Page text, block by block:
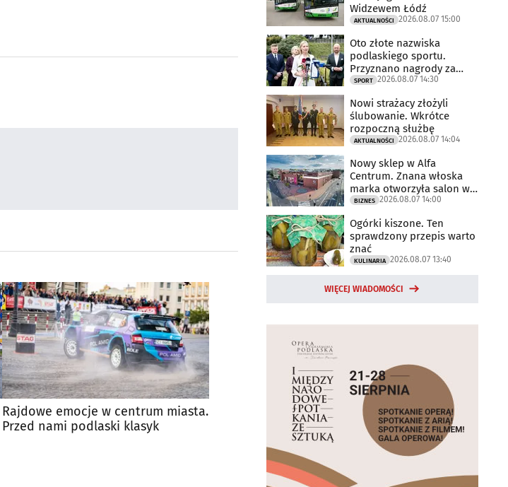
Rajdowe emocje w centrum miasta.
Przed nami podlaski klasyk
Widzewem Łódź
AKTUALNOŚCI 2026.08.07 15:00
Oto złote nazwiska
podlaskiego sportu.
Przyznano nagrody za
2025 rok
SPORT 2026.08.07 14:30
Nowi strażacy złożyli
ślubowanie. Wkrótce
rozpoczną służbę
AKTUALNOŚCI 2026.08.07 14:04
Nowy sklep w Alfa
Centrum. Znana włoska
marka otworzyła salon w
Białymstoku
BIZNES 2026.08.07 14:00
Ogórki kiszone. Ten
sprawdzony przepis warto
znać
KULINARIA 2026.08.07 13:40
WIĘCEJ WIADOMOŚCI